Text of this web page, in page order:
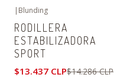
| Blunding
RODILLERA
ESTABILIZADORA
SPORT
$13.437 CLP$14.286 CLP